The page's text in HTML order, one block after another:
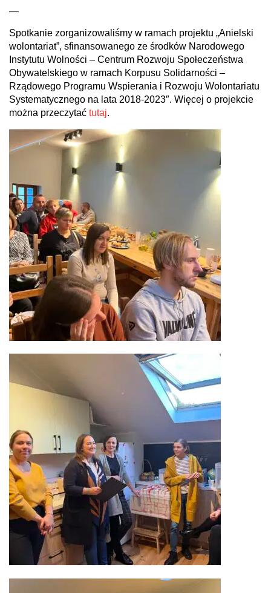
—
Spotkanie zorganizowaliśmy w ramach projektu „Anielski
wolontariat”, sfinansowanego ze środków Narodowego
Instytutu Wolności – Centrum Rozwoju Społeczeństwa
Obywatelskiego w ramach Korpusu Solidarności –
Rządowego Programu Wspierania i Rozwoju Wolontariatu
Systematycznego na lata 2018-2023″. Więcej o projekcie
można przeczytać tutaj.